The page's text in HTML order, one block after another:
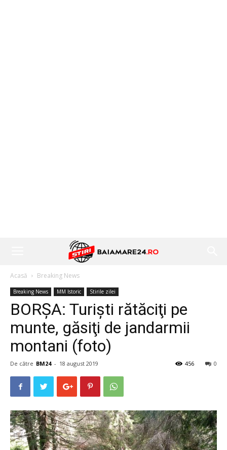
Acasă Breaking News
Breaking News MM Istoric Stirile zilei
BORȘA: Turişti rătăciţi pe
munte, găsiţi de jandarmii
montani (foto)
De către BM24 - 18 august 2019 0
456